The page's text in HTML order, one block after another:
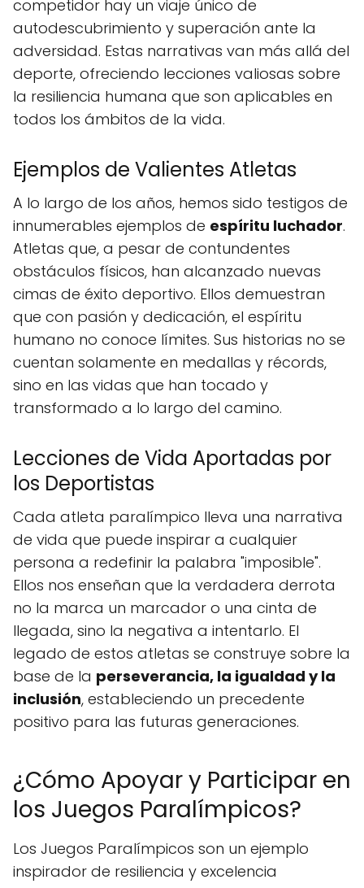
competidor hay un viaje único de
autodescubrimiento y superación ante la
adversidad. Estas narrativas van más allá del
deporte, ofreciendo lecciones valiosas sobre
la resiliencia humana que son aplicables en
todos los ámbitos de la vida.
Ejemplos de Valientes Atletas
A lo largo de los años, hemos sido testigos de
innumerables ejemplos de espíritu luchador.
Atletas que, a pesar de contundentes
obstáculos físicos, han alcanzado nuevas
cimas de éxito deportivo. Ellos demuestran
que con pasión y dedicación, el espíritu
humano no conoce límites. Sus historias no se
cuentan solamente en medallas y récords,
sino en las vidas que han tocado y
transformado a lo largo del camino.
Lecciones de Vida Aportadas por
los Deportistas
Cada atleta paralímpico lleva una narrativa
de vida que puede inspirar a cualquier
persona a redefinir la palabra "imposible".
Ellos nos enseñan que la verdadera derrota
no la marca un marcador o una cinta de
llegada, sino la negativa a intentarlo. El
legado de estos atletas se construye sobre la
base de la perseverancia, la igualdad y la
inclusión, estableciendo un precedente
positivo para las futuras generaciones.
¿Cómo Apoyar y Participar en
los Juegos Paralímpicos?
Los Juegos Paralímpicos son un ejemplo
inspirador de resiliencia y excelencia